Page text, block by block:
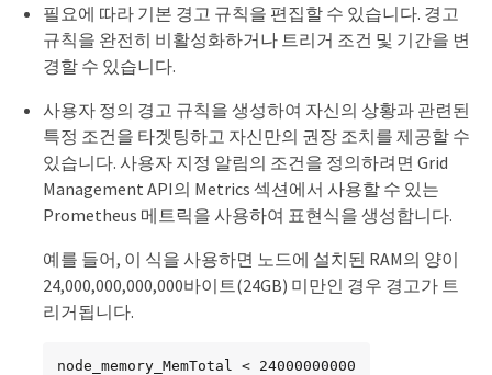
필요에 따라 기본 경고 규칙을 편집할 수 있습니다. 경고
규칙을 완전히 비활성화하거나 트리거 조건 및 기간을 변
경할 수 있습니다.
사용자 정의 경고 규칙을 생성하여 자신의 상황과 관련된
특정 조건을 타겟팅하고 자신만의 권장 조치를 제공할 수
있습니다. 사용자 지정 알림의 조건을 정의하려면 Grid
Management API의 Metrics 섹션에서 사용할 수 있는
Prometheus 메트릭을 사용하여 표현식을 생성합니다.
예를 들어, 이 식을 사용하면 노드에 설치된 RAM의 양이
24,000,000,000,000바이트(24GB) 미만인 경우 경고가 트
리거됩니다.
node_memory_MemTotal < 24000000000